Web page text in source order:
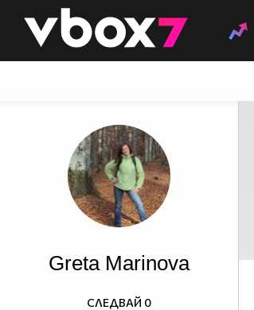
👾
Greta Marinova
СЛЕДВАЙ 0